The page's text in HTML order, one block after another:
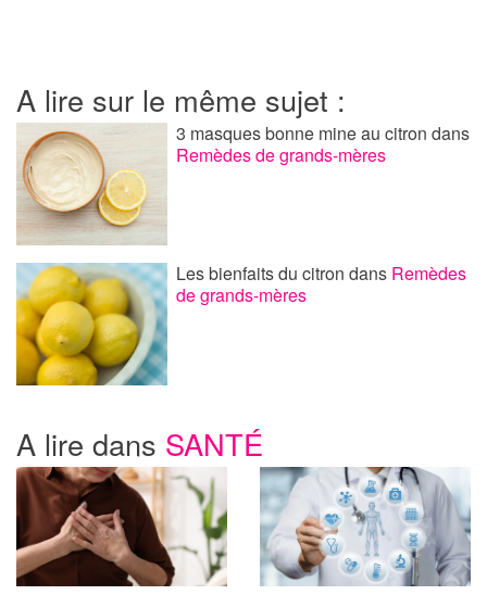
A lire sur le même sujet :
3 masques bonne mine au citrondans
Remèdes de grands-mères
Les bienfaits du citrondans Remèdes
de grands-mères
A lire dans SANTÉ